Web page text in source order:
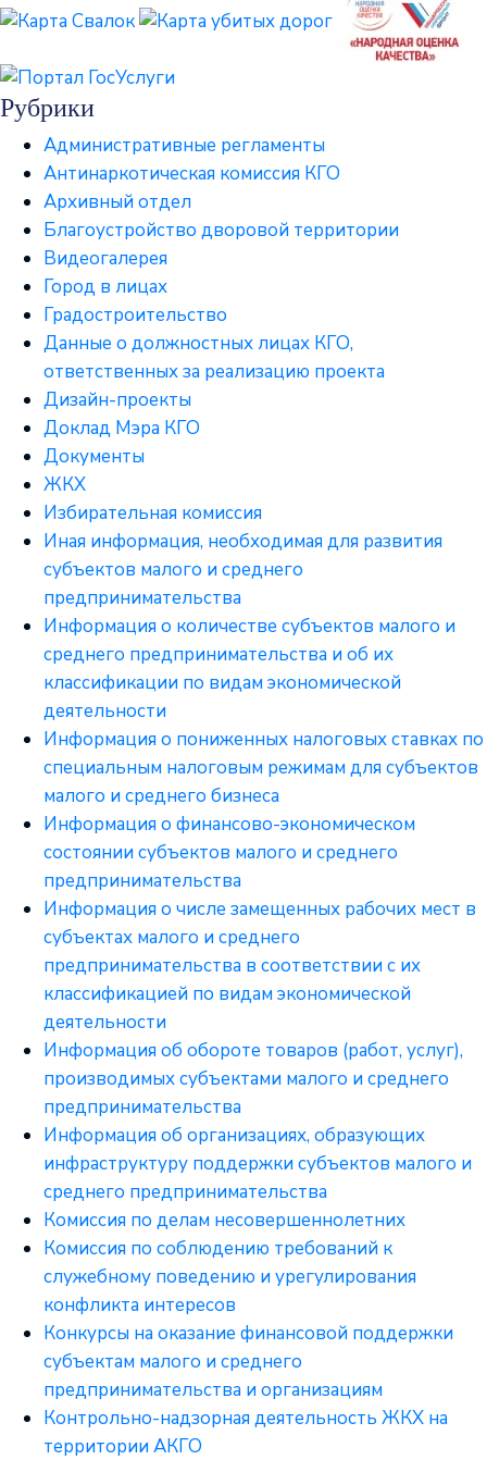
Рубрики
Административные регламенты
Антинаркотическая комиссия КГО
Архивный отдел
Благоустройство дворовой территории
Видеогалерея
Город в лицах
Градостроительство
Данные о должностных лицах КГО,
ответственных за реализацию проекта
Дизайн-проекты
Доклад Мэра КГО
Документы
ЖКХ
Избирательная комиссия
Иная информация, необходимая для развития
субъектов малого и среднего
предпринимательства
Информация о количестве субъектов малого и
среднего предпринимательства и об их
классификации по видам экономической
деятельности
Информация о пониженных налоговых ставках по
специальным налоговым режимам для субъектов
малого и среднего бизнеса
Информация о финансово-экономическом
состоянии субъектов малого и среднего
предпринимательства
Информация о числе замещенных рабочих мест в
субъектах малого и среднего
предпринимательства в соответствии с их
классификацией по видам экономической
деятельности
Информация об обороте товаров (работ, услуг),
производимых субъектами малого и среднего
предпринимательства
Информация об организациях, образующих
инфраструктуру поддержки субъектов малого и
среднего предпринимательства
Комиссия по делам несовершеннолетних
Комиссия по соблюдению требований к
служебному поведению и урегулирования
конфликта интересов
Конкурсы на оказание финансовой поддержки
субъектам малого и среднего
предпринимательства и организациям
Контрольно-надзорная деятельность ЖКХ на
территории АКГО